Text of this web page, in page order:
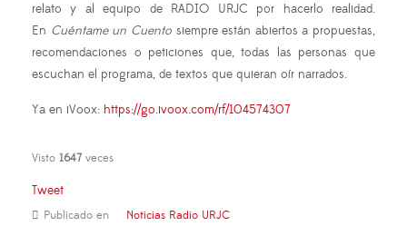
relato y al equipo de RADIO URJC por hacerlo realidad.
En Cuéntame un Cuentosiempre están abiertos a propuestas,
recomendaciones o peticiones que, todas las personas que
escuchan el programa, de textos que quieran oír narrados.
Ya en iVoox: https://go.ivoox.com/rf/104574307
Visto 1647 veces
Tweet
Publicado en Noticias Radio URJC